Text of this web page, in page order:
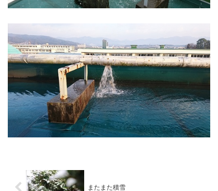
またまた積雪